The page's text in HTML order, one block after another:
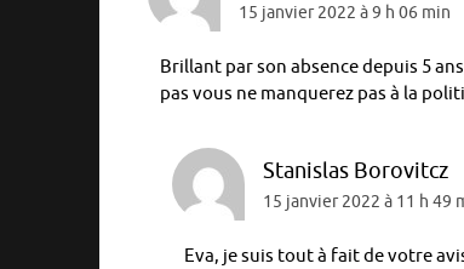
15 janvier 2022 à 9 h 06 min
Brillant par son absence depuis 5
pas vous ne manquerez pas à la
Stanislas Borovitcz
15 janvier 2022 à 11 h 49
Eva, je suis tout à fait de votre